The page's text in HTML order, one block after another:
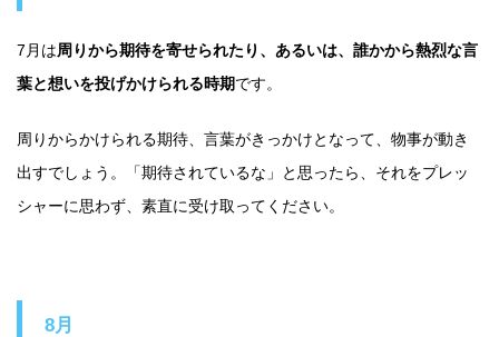
7月は周りから期待を寄せられたり、あるいは、誰かから熱烈な言
葉と想いを投げかけられる時期です。
周りからかけられる期待、言葉がきっかけとなって、物事が動き
出すでしょう。「期待されているな」と思ったら、それをプレッ
シャーに思わず、素直に受け取ってください。
8月